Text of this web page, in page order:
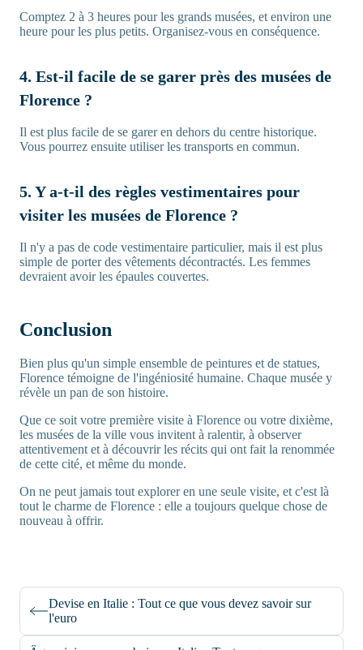
Comptez 2 à 3 heures pour les grands musées, et environ une
heure pour les plus petits. Organisez-vous en conséquence.
4. Est-il facile de se garer près des musées de
Florence ?
Il est plus facile de se garer en dehors du centre historique.
Vous pourrez ensuite utiliser les transports en commun.
5. Y a-t-il des règles vestimentaires pour
visiter les musées de Florence ?
Il n'y a pas de code vestimentaire particulier, mais il est plus
simple de porter des vêtements décontractés. Les femmes
devraient avoir les épaules couvertes.
Conclusion
Bien plus qu'un simple ensemble de peintures et de statues,
Florence témoigne de l'ingéniosité humaine. Chaque musée y
révèle un pan de son histoire.
Que ce soit votre première visite à Florence ou votre dixième,
les musées de la ville vous invitent à ralentir, à observer
attentivement et à découvrir les récits qui ont fait la renommée
de cette cité, et même du monde.
On ne peut jamais tout explorer en une seule visite, et c'est là
tout le charme de Florence : elle a toujours quelque chose de
nouveau à offrir.
Devise en Italie : Tout ce que vous devez savoir sur
l'euro